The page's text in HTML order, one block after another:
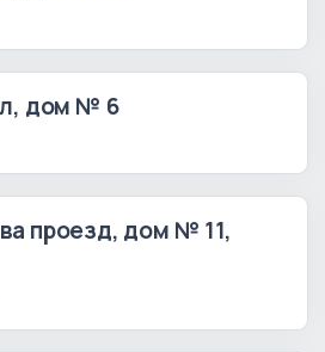
дом № 6
проезд, дом № 11,